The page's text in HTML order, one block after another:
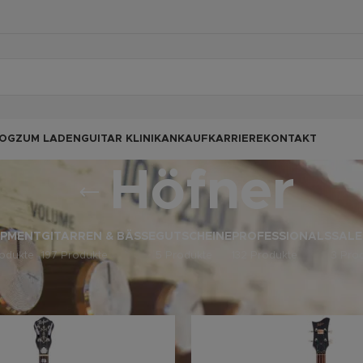
ZUM LADEN GUITAR KLINIKANKAUF KARRIERE KONTAKT
Höfner
GITARREN & BÄSSE
197 Produkte
GUTSCHEINE PROFESSIONALS
132 Produkte
verschlagwortet mit „Höfner“